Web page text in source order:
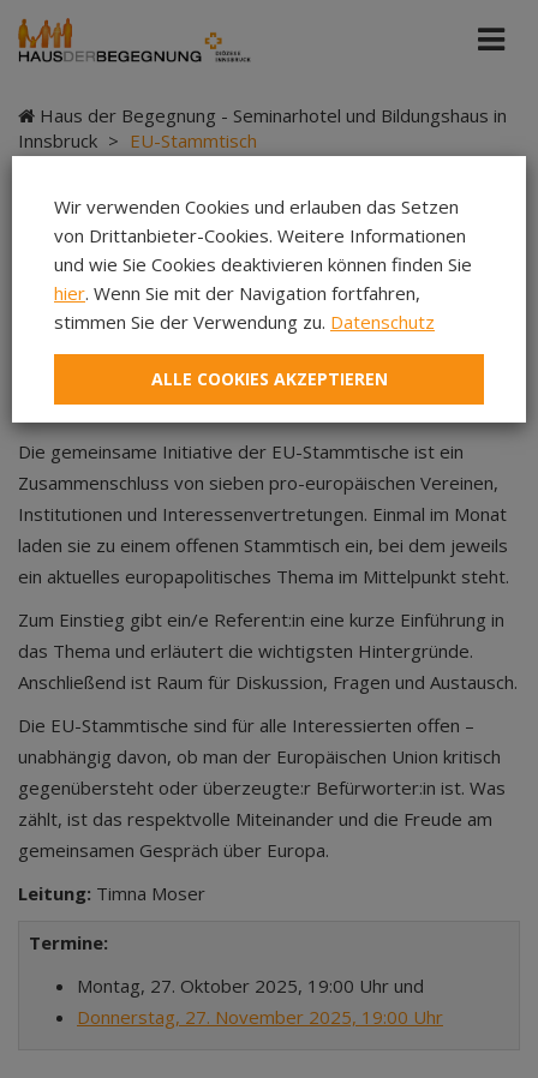
Haus der Begegnung - Seminarhotel und Bildungshaus in
Innsbruck > EU-Stammtisch
EU-Stammtisch
Die gemeinsame Initiative der EU-Stammtische ist ein
Zusammenschluss von sieben pro-europäischen Vereinen,
Institutionen und Interessenvertretungen. Einmal im Monat
laden sie zu einem offenen Stammtisch ein, bei dem jeweils
ein aktuelles europapolitisches Thema im Mittelpunkt steht.
Zum Einstieg gibt ein/e Referent:in eine kurze Einführung in
das Thema und erläutert die wichtigsten Hintergründe.
Anschließend ist Raum für Diskussion, Fragen und Austausch.
Die EU-Stammtische sind für alle Interessierten offen –
unabhängig davon, ob man der Europäischen Union kritisch
gegenübersteht oder überzeugte:r Befürworter:in ist. Was
zählt, ist das respektvolle Miteinander und die Freude am
gemeinsamen Gespräch über Europa.
Leitung: Timna Moser
Termine:
Montag, 27. Oktober 2025, 19:00 Uhr und
Donnerstag, 27. November 2025, 19:00 Uhr
Wir verwenden Cookies und erlauben das Setzen
von Drittanbieter-Cookies. Weitere Informationen
und wie Sie Cookies deaktivieren können finden Sie
hier. Wenn Sie mit der Navigation fortfahren,
stimmen Sie der Verwendung zu. Datenschutz
ALLE COOKIES AKZEPTIEREN